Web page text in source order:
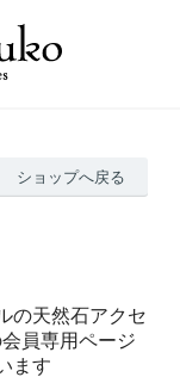
ショップへ戻る
の天然石アクセ
員専用ページ
ます